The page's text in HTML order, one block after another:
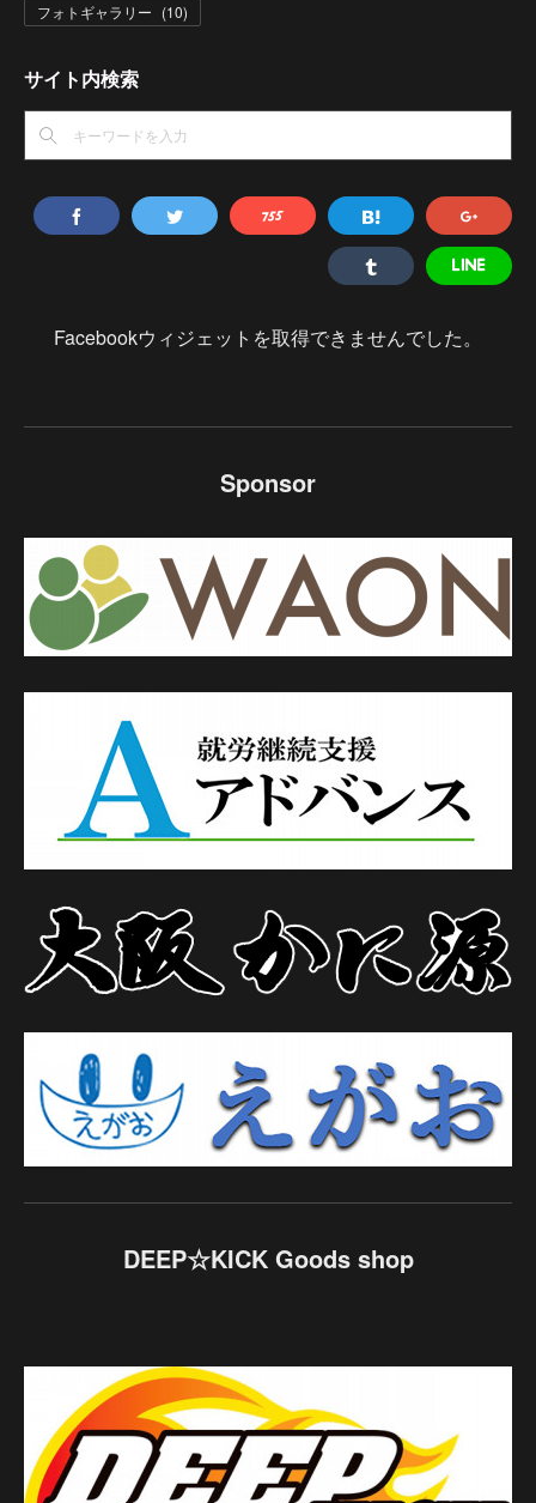
フォトギャラリー (10)
サイト内検索
Facebookウィジェットを取得できませんでした。
Sponsor
DEEP☆KICK Goods shop